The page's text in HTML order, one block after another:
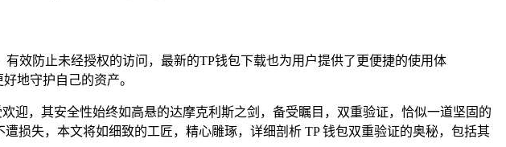
效防止未经授权的访问，最新的TP钱包下载也为用户提供了更便捷的使用体
地守护自己的资产。
迎，其安全性始终如高悬的达摩克利斯之剑，备受瞩目，双重验证，恰似一道坚固的
损失，本文将如细致的工匠，精心雕琢，详细剖析 TP 钱包双重验证的奥秘，包括其